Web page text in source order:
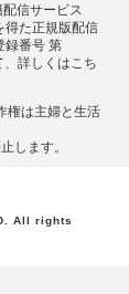
信サービス
得た正規版配信
録番号 第
詳しくはこち
権は主婦と⽣活
します。
All rights